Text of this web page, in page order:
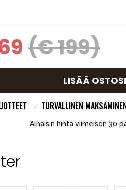
(€ 199)
LISÄÄ
✓ TURVALLINEN MAKSAMINEN
Alhaisin hinta viimeisen 30